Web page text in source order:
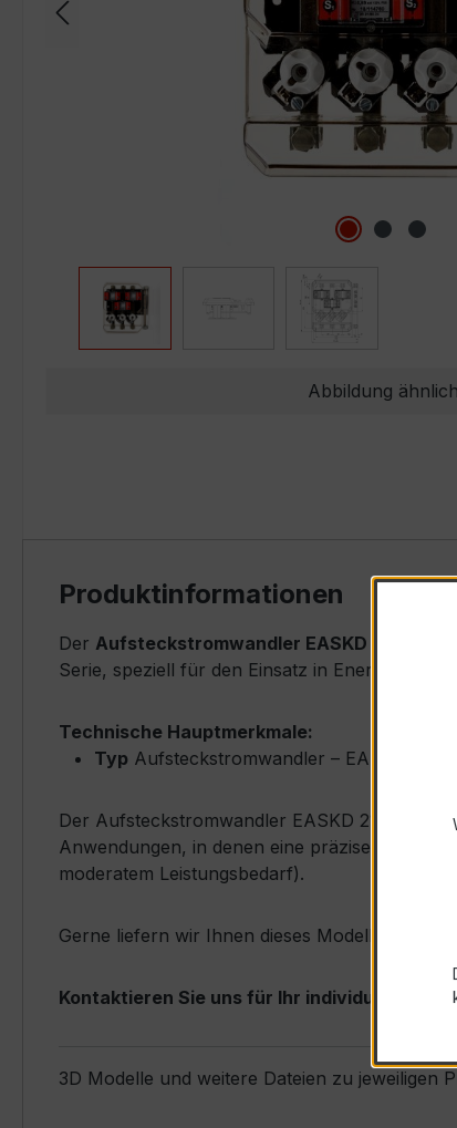
Abbildung ähnlich
Produktinformationen
Der Aufsteckstromwandler EASKD 21.3 -
Serie, speziell für den Einsatz in
Technische Hauptmerkmale:
Typ Aufsteckstromwandler – EASKD 21.3
Der Aufsteckstromwandler EASKD 21.3
Anwendungen, in denen eine präzise
moderatem Leistungsbedarf).
Gerne liefern wir Ihnen dieses Modell
Kontaktieren Sie uns für Ihr individuelles
3D Modelle und weitere Dateien zu jeweiligen